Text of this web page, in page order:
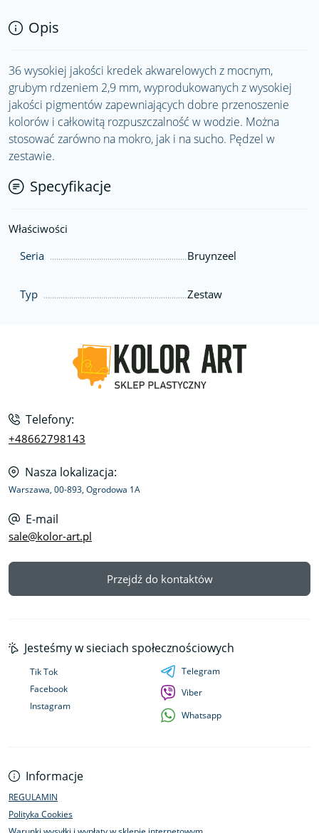
Opis
36 wysokiej jakości kredek akwarelowych z mocnym,
grubym rdzeniem 2,9 mm, wyprodukowanych z wysokiej
jakości pigmentów zapewniających dobre przenoszenie
kolorów i całkowitą rozpuszczalność w wodzie. Można
stosować zarówno na mokro, jak i na sucho. Pędzel w
zestawie.
Specyfikacje
Właściwości
Seria
Bruynzeel
Typ Zestaw
Telefony:
+48662798143
Nasza lokalizacja:
Warszawa, 00-893, Ogrodowa 1A
E-mail
sale@kolor-art.pl
Przejdź do kontaktów
Informacje
REGULAMIN
Polityka Cookies
Jesteśmy w sieciach społecznościowych
Tik Tok
Facebook
Instagram
Telegram
Viber
Whatsapp